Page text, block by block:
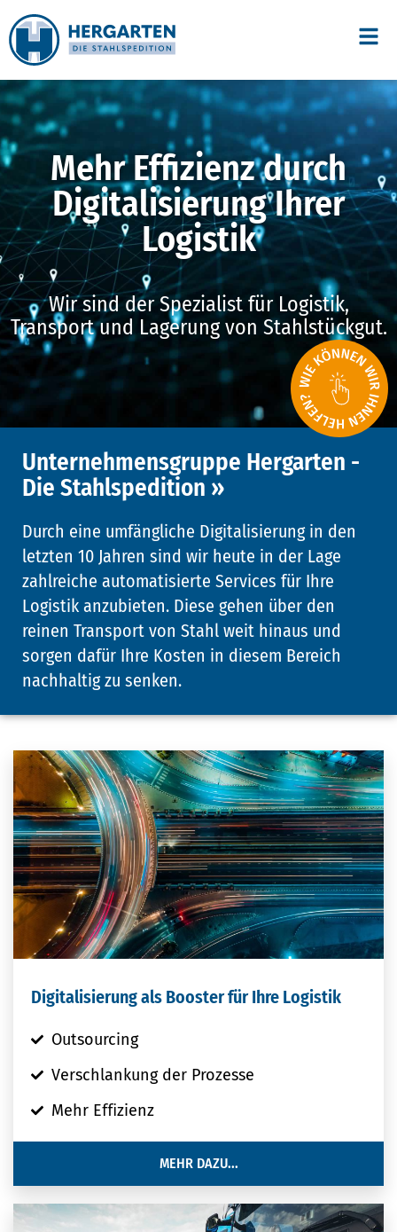
Mehr Effizienz durch
Digitalisierung Ihrer
Logistik
Wir sind der Spezialist für Logistik,
Transport und Lagerung von Stahlstückgut.
Unternehmensgruppe Hergarten -
Die Stahlspedition »
Durch eine umfängliche Digitalisierung in den
letzten 10 Jahren sind wir heute in der Lage
zahlreiche automatisierte Services für Ihre
Logistik anzubieten. Diese gehen über den
reinen Transport von Stahl weit hinaus und
sorgen dafür Ihre Kosten in diesem Bereich
nachhaltig zu senken.
Digitalisierung als Booster für Ihre Logistik
Outsourcing
Verschlankung der Prozesse
Mehr Eﬃzienz
MEHR DAZU...